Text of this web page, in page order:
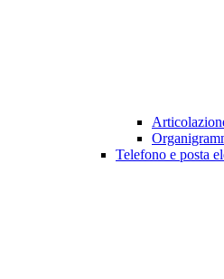
Telefono e posta